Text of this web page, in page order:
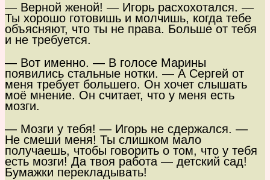
— Верной женой! — Игорь расхохотался. —
Ты хорошо готовишь и молчишь, когда тебе
объясняют, что ты не права. Больше от тебя
и не требуется.
— Вот именно. — В голосе Марины
появились стальные нотки. — А Сергей от
меня требует большего. Он хочет слышать
моё мнение. Он считает, что у меня есть
мозги.
— Мозги у тебя! — Игорь не сдержался. —
Не смеши меня! Ты слишком мало
получаешь, чтобы говорить о том, что у тебя
есть мозги! Да твоя работа — детский сад!
Бумажки перекладывать!